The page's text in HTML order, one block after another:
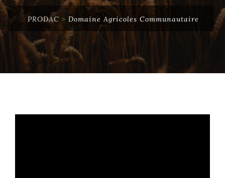
PRODAC > Domaine Agricoles Communautaire